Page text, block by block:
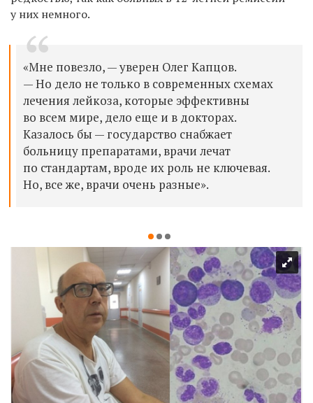
у них немного.
«Мне повезло, — уверен Олег Капцов.
— Но дело не только в современных схемах
лечения лейкоза, которые эффективны
во всем мире, дело еще и в докторах.
Казалось бы — государство снабжает
больницу препаратами, врачи лечат
по стандартам, вроде их роль не ключевая.
Но, все же, врачи очень разные».